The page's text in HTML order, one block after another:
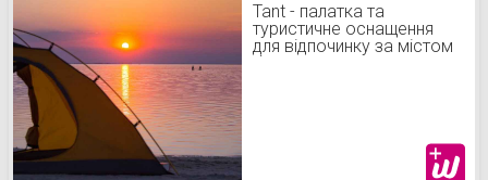
Tant - палатка та
туристичне оснащення
для відпочинку за містом
біля вогнища